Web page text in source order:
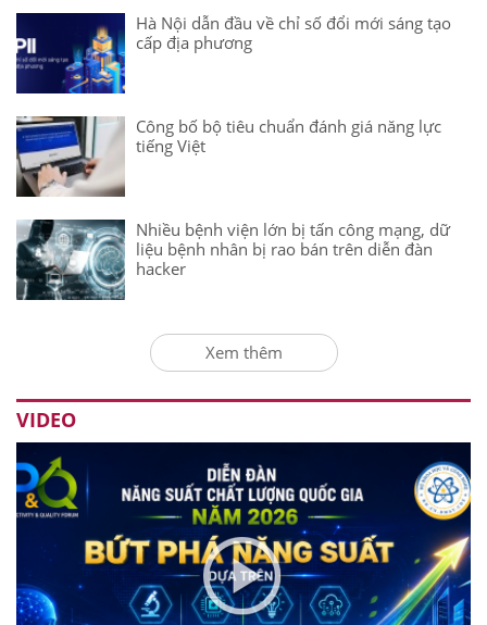
Hà Nội dẫn đầu về chỉ số đổi mới sáng tạo
cấp địa phương
Công bố bộ tiêu chuẩn đánh giá năng lực
tiếng Việt
Nhiều bệnh viện lớn bị tấn công mạng, dữ
liệu bệnh nhân bị rao bán trên diễn đàn
hacker
Xem thêm
VIDEO